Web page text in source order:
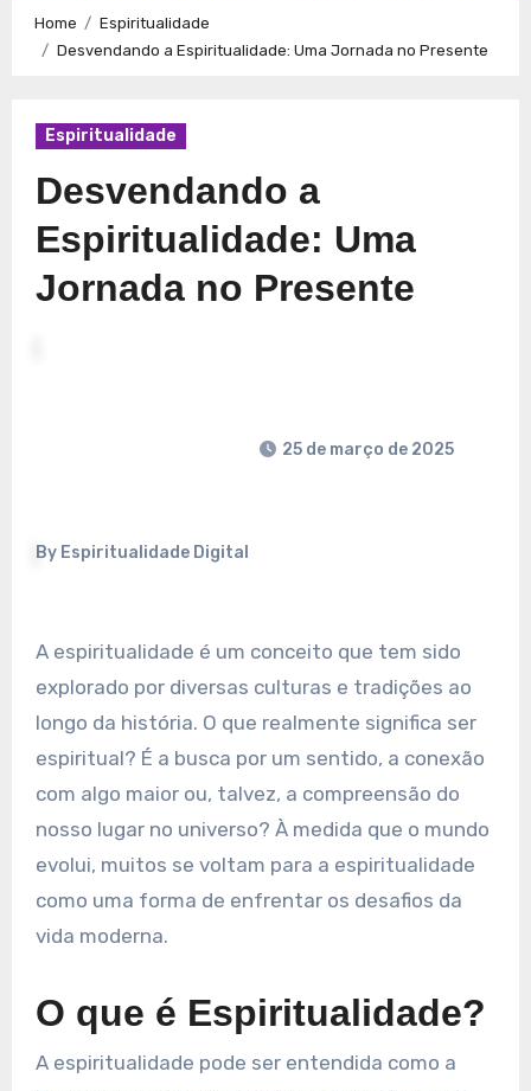
Caminhos para a Plenitude no Presente
Espiritualidade: Conexão e Significado no Presente
Home
Espiritualidade
Desvendando a Espiritualidade: Uma Jornada no Presente
Espiritualidade
Desvendando a
Espiritualidade: Uma
Jornada no Presente
By Espiritualidade Digital
25 de março de 2025
A espiritualidade é um conceito que tem sido
explorado por diversas culturas e tradições ao
longo da história. O que realmente significa ser
espiritual? É a busca por um sentido, a conexão
com algo maior ou, talvez, a compreensão do
nosso lugar no universo? À medida que o mundo
evolui, muitos se voltam para a espiritualidade
como uma forma de enfrentar os desafios da
vida moderna.
O que é Espiritualidade?
A espiritualidade pode ser entendida como a